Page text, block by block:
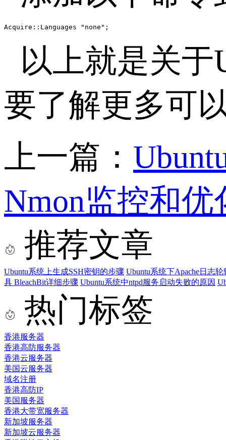
Acquire::Languages "none";
以上就是关于
要了解更多可
上一篇：
Nmon监控和
推荐文章
Ubuntu系统上生成SSH密钥的步骤 Ubuntu系统下Apache日志
具 BleachBit详细步骤 Ubuntu系统中ntpd服务启动失败的原因
热门标签
香港服务器
香港高防服务器
香港云服务器
美国云服务器
域名注册
香港高防IP
美国服务器
香港大带宽服务器
新加坡服务器
新加坡云服务器